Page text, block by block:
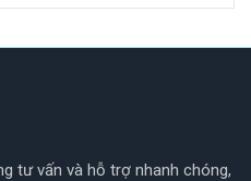
tư vấn và hỗ trợ nhanh chóng,